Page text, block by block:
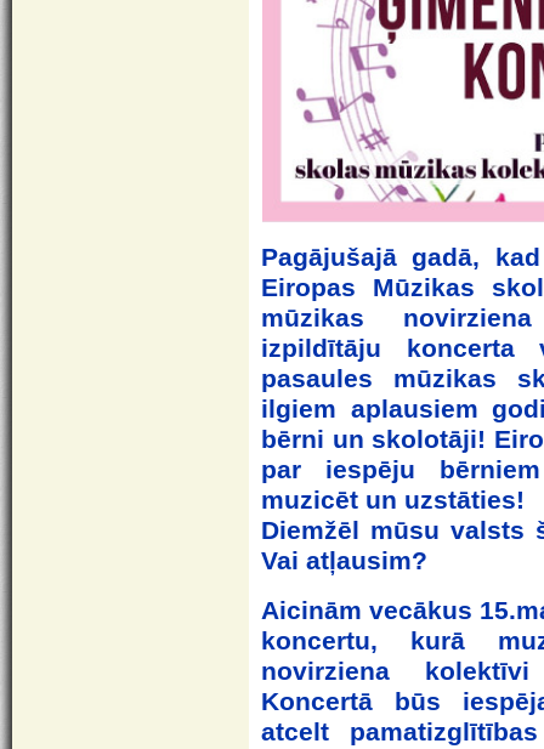
Pagājušajā gadā,
Eiropas Mūzikas
mūzikas
izpildītāju
pasaules mūzikas
ilgiem aplausiem
bērni un skolotāji!
par iespēju
muzicēt un uzstāties!
Diemžēl mūsu valsts
Vai atļausim?
Aicinām vecākus
koncertu, kurā
novirziena
Koncertā būs
atcelt